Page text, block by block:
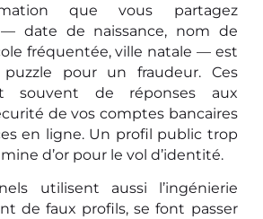
que vous partagez
date de naissance, nom de
fréquentée, ville natale — est
pour un fraudeur. Ces
souvent de réponses aux
de vos comptes bancaires
en ligne. Un profil public trop
d’or pour le vol d’identité.
utilisent aussi l’ingénierie
de faux profils, se font passer